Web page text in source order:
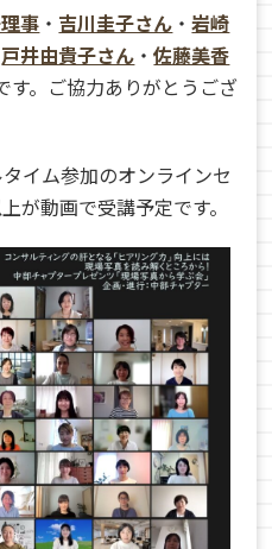
事 ・ 吉川圭子さん ・岩崎
戸井由貴子さん ・佐藤美香
す。ご協力ありがとうござ
イム参加のオンラインセ
が動画で受講予定です。